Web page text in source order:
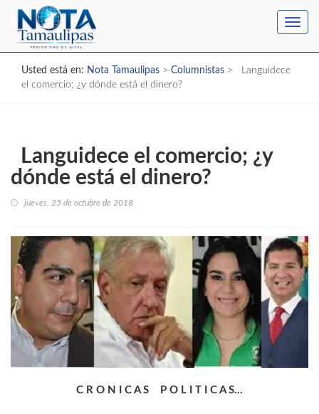
Usted está en: Nota Tamaulipas > Columnistas >
Languidece
el comercio; ¿y dónde está el dinero?
Languidece el comercio; ¿y
dónde está el dinero?
jueves, 25 de octubre de 2018
C R O N I C A S P O L I T I C A S…